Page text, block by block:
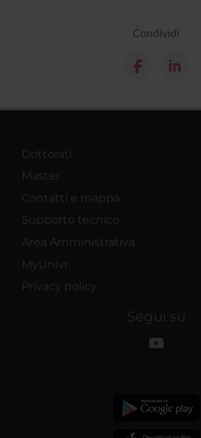
Condividi
Dottorati
Master
Contatti e mappa
Supporto tecnico
Area Amministrativa
MyUnivr
Privacy policy
Segui su